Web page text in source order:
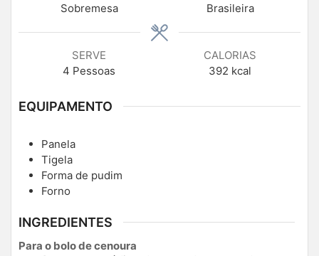
Sobremesa
Brasileira
SERVE
4 Pessoas
CALORIAS
392 kcal
EQUIPAMENTO
Panela
Tigela
Forma de pudim
Forno
INGREDIENTES
Para o bolo de cenoura